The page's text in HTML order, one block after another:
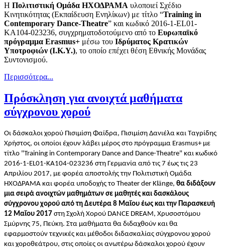
Η Πολιτιστική Ομάδα ΗΧΟΔΡΑΜΑ υλοποιεί Σχέδιο
Κινητικότητας (Εκπαίδευση Ενηλίκων) με τίτλο “Training in
Contemporary Dance-Theatre” και κωδικό 2016-1-EL01-
KA104-023236, συγχρηματοδοτούμενο από το Ευρωπαϊκό
πρόγραμμα Erasmus+ μέσω του Ιδρύματος Κρατικών
Υποτροφιών (Ι.Κ.Υ.), το οποίο επέχει θέση Εθνικής Μονάδας
Συντονισμού.
Περισσότερα...
Πρόσκληση για ανοιχτά μαθήματα
σύγχρονου χορού
Οι δάσκαλοι χορού Πισιμίση Φαίδρα, Πισιμίση Δανιέλα και Ταγρίδης
Χρήστος, οι οποίοι έχουν λάβει μέρος στο πρόγραμμα Erasmus+ με
τίτλο "Training in Contemporary Dance and Dance-Theatre" και κωδικό
2016-1-EL01-ΚΑ104-023236 στη Γερμανία από τις 7 έως τις 23
Απριλίου 2017, με φορέα αποστολής την Πολιτιστική Ομάδα
ΗΧΟΔΡΑΜΑ και φορέα υποδοχής το Theater der Klänge, θα διδάξουν
μια σειρά ανοιχτών μαθημάτων σε μαθητές και δασκάλους
σύγχρονου χορού από τη Δευτέρα 8 Μαΐου έως και την Παρασκευή
12 Μαΐου 2017 στη Σχολή Χορού DANCE DREAM, Χρυσοστόμου
Σμύρνης 75, Πεύκη. Στα μαθήματα θα διδαχθούν και θα
εφαρμοστούν τεχνικές και μέθοδοι διδασκαλίας σύγχρονου χορού
και χοροθεάτρου, στις οποίες οι ανωτέρω δάσκαλοι χορού έχουν